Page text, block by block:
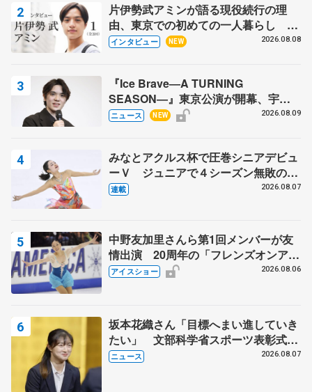
片伊勢武アミンが語る現役続行の理
由、東京での初めての一人暮らし 注
目スケーターの「今」に迫る
インタビュー NEW 2026.08.08
『Ice Brave―A TURNING
SEASON―』東京公演が開幕、宇野
昌磨の『Ice Brave』にかける思いを
ニュース NEW 2026.08.09
みなとアクルス杯で圧巻シニアデビュ
ーＶ ジュニアで４シーズン無敗の島
田麻央
連載 2026.08.07
中野友加里さんら第1回メンバーが友
情出演 20周年の「フレンズオンアイ
ス」 宮本賢二さん、有川梨絵さん、
アイスショー 2026.08.06
坂本花織さん「目標へまい進していき
たい」 文部科学省スポーツ表彰式で
代表謝辞
ニュース 2026.08.07